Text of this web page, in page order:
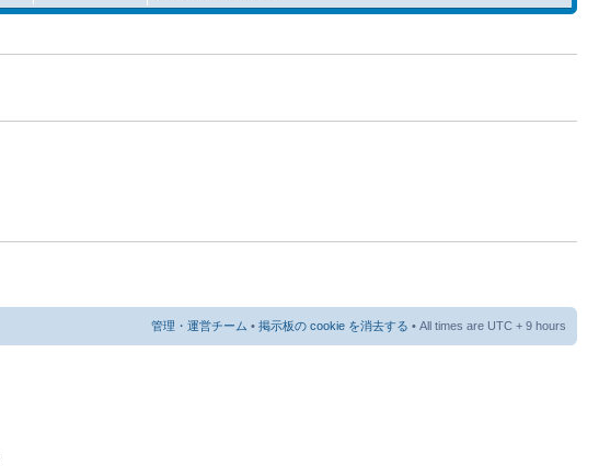
管理・運営チーム • 掲示板の cookie を消去する • All times are UTC + 9 hours